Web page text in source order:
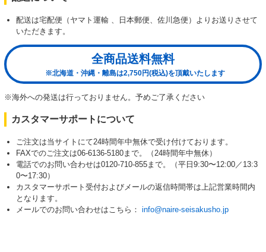
配送は宅配便（ヤマト運輸 、日本郵便、佐川急便）よりお送りさせて
いただきます。
全商品送料無料
※北海道・沖縄・離島は2,750円(税込)を頂戴いたします
※海外への発送は行っておりません。予めご了承ください
カスタマーサポートについて
ご注文は当サイトにて24時間年中無休で受け付けております。
FAXでのご注文は06-6136-5180まで。（24時間年中無休）
電話でのお問い合わせは0120-710-855まで。（平日9:30〜12:00／13:3
0〜17:30）
カスタマーサポート受付およびメールの返信時間帯は上記営業時間内
となります。
メールでのお問い合わせはこちら： info@naire-seisakusho.jp